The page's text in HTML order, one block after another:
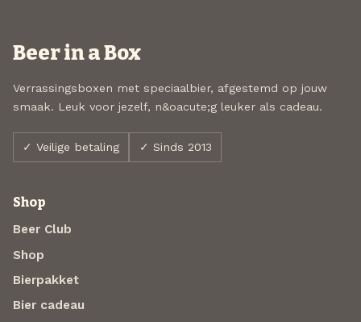
Beer in a Box
Verrassingsboxen met speciaalbier, afgestemd op jouw
smaak. Leuk voor jezelf, n&oacute;g leuker als cadeau.
✓ Veilige betaling ✓ Sinds 2013
Shop
Beer Club
Shop
Bierpakket
Bier cadeau